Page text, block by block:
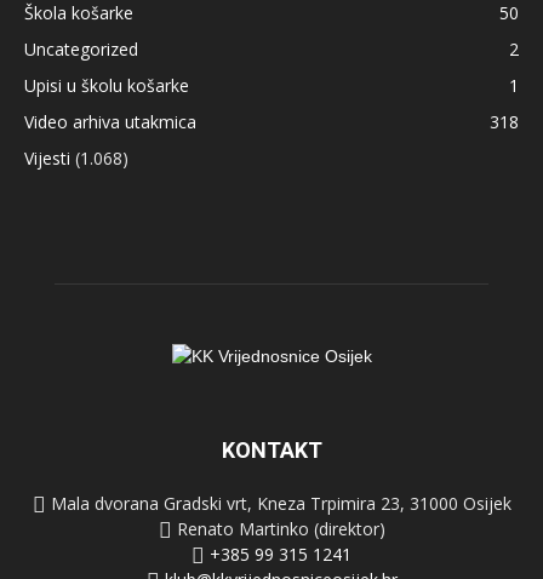
Škola košarke
50
Uncategorized
2
Upisi u školu košarke
1
Video arhiva utakmica
318
Vijesti (1.068)
KONTAKT
Mala dvorana Gradski vrt, Kneza Trpimira 23, 31000 Osijek
Renato Martinko (direktor)
+385 99 315 1241